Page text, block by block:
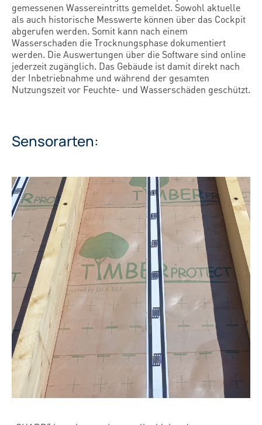
gemessenen Wassereintritts gemeldet. Sowohl aktuelle
als auch historische Messwerte können über das Cockpit
abgerufen werden. Somit kann nach einem
Wasserschaden die Trocknungsphase dokumentiert
werden. Die Auswertungen über die Software sind online
jederzeit zugänglich. Das Gebäude ist damit direkt nach
der Inbetriebnahme und während der gesamten
Nutzungszeit vor Feuchte- und Wasserschäden geschützt.
Sensorarten: